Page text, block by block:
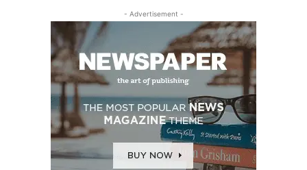
- Advertisement -